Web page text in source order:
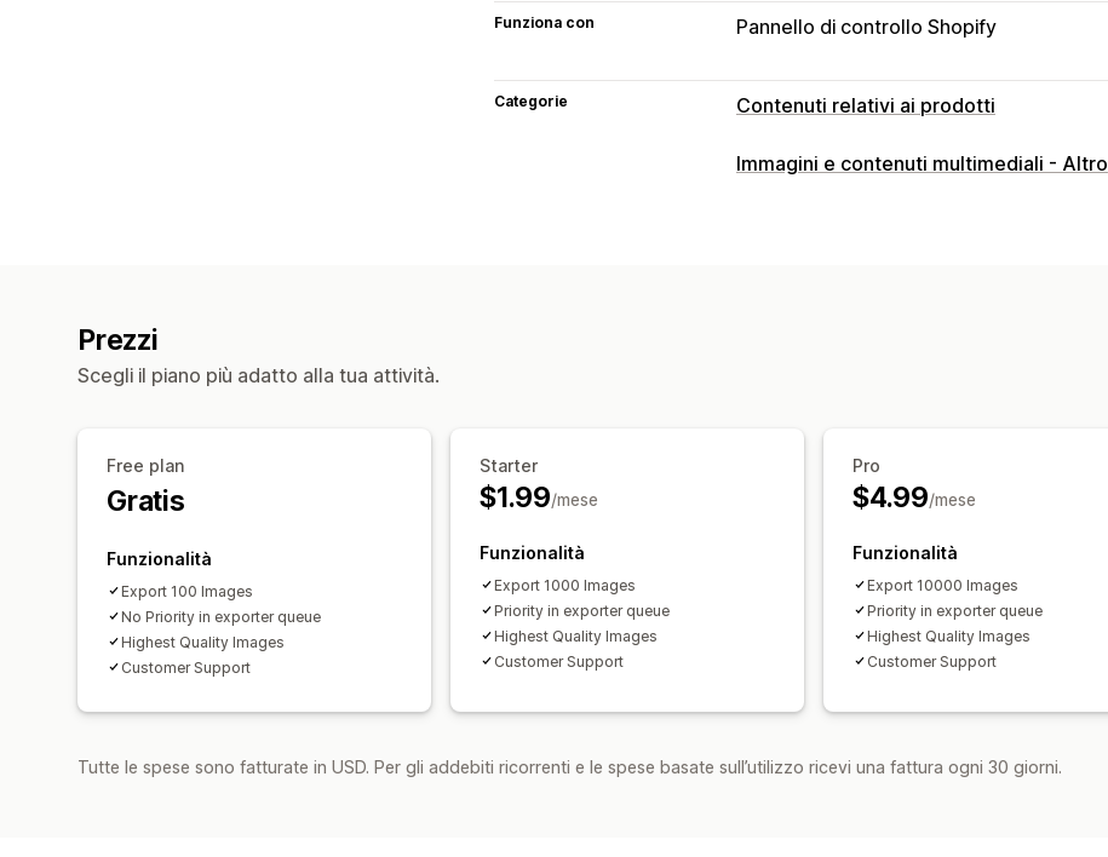
Funziona con Pannello di controllo Shopify
Categorie Contenuti relativi ai prodotti
Tipi di contenuti
Immagini e contenuti multimediali - Altro
Prezzi
Scegli il piano più adatto alla tua attività.
Free plan
Gratis
Funzionalità
Export 100 Images
No Priority in exporter queue
Highest Quality Images
Customer Support
Starter
$1.99/mese
Funzionalità
Export 1000 Images
Priority in exporter queue
Highest Quality Images
Customer Support
Pro
$4.99/mese
Funzionalità
Export 10000 Images
Priority in exporter queue
Highest Quality Images
Customer Support
Tutte le spese sono fatturate in USD. Per gli addebiti ricorrenti e le spese basate sull’utilizzo ricevi una fattura ogni 30 giorni.